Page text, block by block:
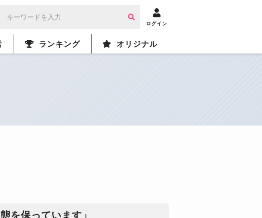
ログイン
ランキング オリジナル
を保っています」